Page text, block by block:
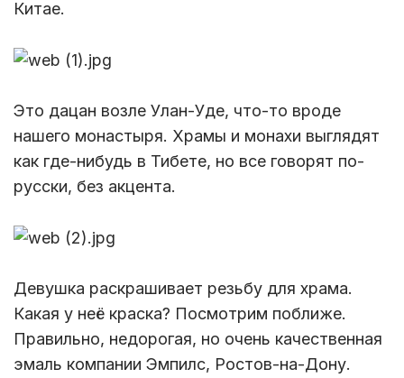
Китае.
Это дацан возле Улан-Уде, что-то вроде
нашего монастыря. Храмы и монахи выглядят
как где-нибудь в Тибете, но все говорят по-
русски, без акцента.
Девушка раскрашивает резьбу для храма.
Какая у неё краска? Посмотрим поближе.
Правильно, недорогая, но очень качественная
эмаль компании Эмпилс, Ростов-на-Дону.